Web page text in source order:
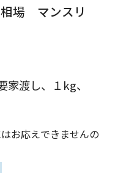
場 マンスリ
家渡し、１kg、
お応えできませんの